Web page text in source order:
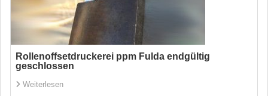
Rollenoffsetdruckerei ppm Fulda endgültig
geschlossen
Weiterlesen